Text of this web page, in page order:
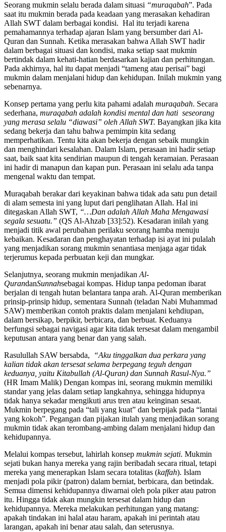
Seorang mukmin selalu berada dalam situasi “muraqabah”. Pada
saat itu mukmin berada pada keadaan yang merasakan kehadiran
Allah SWT dalam berbagai kondisi. Hal itu terjadi karena
pemahamannya terhadap ajaran Islam yang bersumber dari Al-
Quran dan Sunnah. Ketika merasakan bahwa Allah SWT hadir
dalam berbagai situasi dan kondisi, maka setiap saat mukmin
bertindak dalam kehati-hatian berdasarkan kajian dan perhitungan.
Pada akhirnya, hal itu dapat menjadi “tameng atau perisai” bagi
mukmin dalam menjalani hidup dan kehidupan. Inilah mukmin yang
sebenarnya.
Konsep pertama yang perlu kita pahami adalah muraqabah. Secara
sederhana, muraqabah adalah kondisi mental dan hati seseorang
yang merasa selalu “diawasi” oleh Allah SWT. Bayangkan jika kita
sedang bekerja dan tahu bahwa pemimpin kita sedang
memperhatikan. Tentu kita akan bekerja dengan sebaik mungkin
dan menghindari kesalahan. Dalam Islam, perasaan ini hadir setiap
saat, baik saat kita sendirian maupun di tengah keramaian. Perasaan
ini hadir di manapun dan kapan pun. Perasaan ini selalu ada tanpa
mengenal waktu dan tempat.
Muraqabah berakar dari keyakinan bahwa tidak ada satu pun detail
di alam semesta ini yang luput dari penglihatan Allah. Hal ini
ditegaskan Allah SWT, “…Dan adalah Allah Maha Mengawasi
segala sesuatu.” (QS Al-Ahzab [33]:52). Kesadaran inilah yang
menjadi titik awal perubahan perilaku seorang hamba menuju
kebaikan. Kesadaran dan penghayatan terhadap isi ayat ini pulalah
yang menjadikan sorang mukmin senantiasa menjaga agar tidak
terjerumus kepada perbuatan keji dan mungkar.
Selanjutnya, seorang mukmin menjadikanAl-
QurandanSunnahsebagai kompas. Hidup tanpa pedoman ibarat
berjalan di tengah hutan belantara tanpa arah. Al-Quran memberikan
prinsip-prinsip hidup, sementara Sunnah (teladan Nabi Muhammad
SAW) memberikan contoh praktis dalam menjalani kehdiupan,
dalam bersikap, berpikir, berbicara, dan berbuat. Keduanya
berfungsi sebagai navigasi agar kita tidak tersesat dalam mengambil
keputusan antara yang benar dan yang salah.
Rasulullah SAW bersabda,
“Aku tinggalkan dua perkara yang
kalian tidak akan tersesat selama berpegang teguh dengan
keduanya, yaitu Kitabullah (Al-Quran) dan Sunnah Rasul-Nya.”
(HR Imam Malik) Dengan kompas ini, seorang mukmin memiliki
standar yang jelas dalam setiap langkahnya, sehingga hidupnya
tidak hanya sekadar mengikuti arus tren atau keinginan sesaat.
Mukmin berpegang pada “tali yang kuat” dan berpijak pada “lantai
yang kokoh”. Pegangan dan pijakan itulah yang menjadikan sorang
mukmin tidak akan terombang-ambing dalam menjalani hidup dan
kehidupannya.
Melalui kompas tersebut, lahirlah konsep mukmin sejati. Mukmin
sejati bukan hanya mereka yang rajin beribadah secara ritual, tetapi
mereka yang menerapkan Islam secara totalitas (kaffah). Islam
menjadi pola pikir (patron) dalam berniat, berbicara, dan betindak.
Semua dimensi kehidupannya diwarnai oleh pola piker atau patron
itu. Hingga tidak akan mungkin tersesat dalam hidup dan
kehidupannya. Mereka melakukan perhitungan yang matang:
apakah tindakan ini halal atau haram, apakah ini perintah atau
larangan, apakah ini benar atau salah, dan seterusnya.